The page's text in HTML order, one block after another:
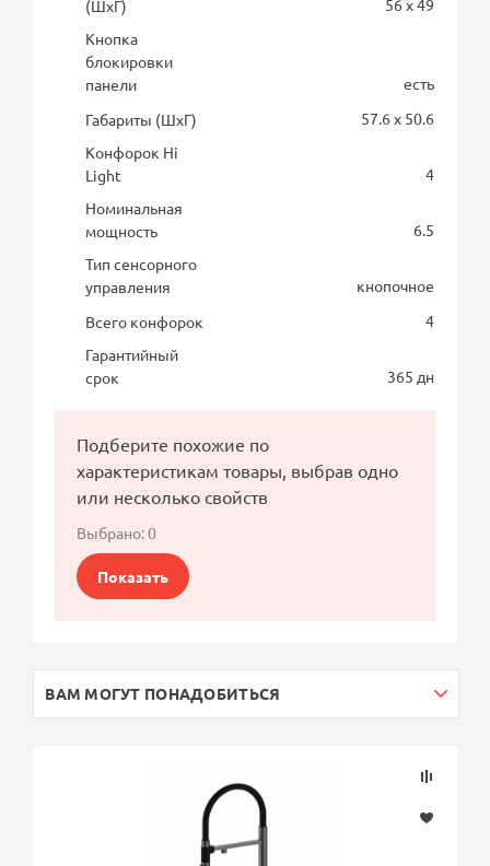
(ШхГ)
56 x 49
Кнопка
блокировки
панели
есть
Габариты (ШхГ)
57.6 x 50.6
Конфорок Hi
Light
4
Номинальная
мощность
6.5
Тип сенсорного
управления
кнопочное
Всего конфорок
4
Гарантийный
срок
365 дн
Подберите похожие по
характеристикам товары, выбрав одно
или несколько свойств
Выбрано:0
Показать
ВАМ МОГУТ ПОНАДОБИТЬСЯ